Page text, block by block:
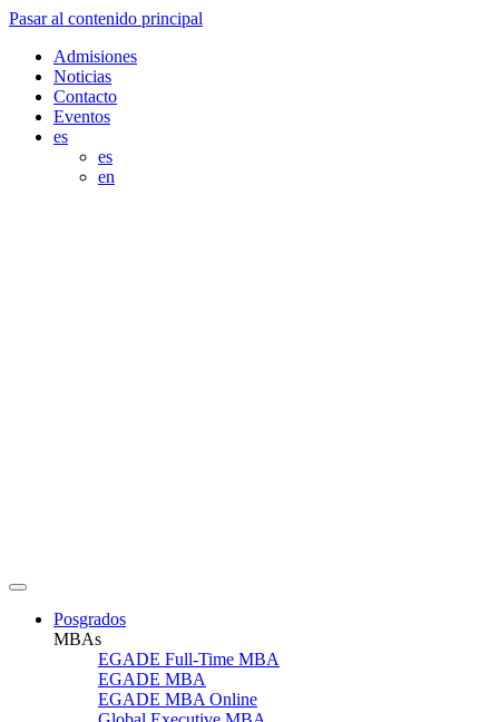
Pasar al contenido principal
Admisiones
Noticias
Contacto
Eventos
es
es
en
Posgrados
MBAs
EGADE Full-Time MBA
EGADE MBA
EGADE MBA Online